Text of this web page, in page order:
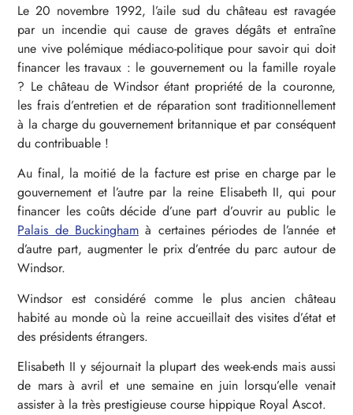
Le 20 novembre 1992, l’aile sud du château est ravagée
par un incendie qui cause de graves dégâts et entraîne
une vive polémique médiaco-politique pour savoir qui doit
financer les travaux : le gouvernement ou la famille royale
? Le château de Windsor étant propriété de la couronne,
les frais d’entretien et de réparation sont traditionnellement
à la charge du gouvernement britannique et par conséquent
du contribuable !
Au final, la moitié de la facture est prise en charge par le
gouvernement et l’autre par la reine Elisabeth II, qui pour
financer les coûts décide d’une part d’ouvrir au public le
Palais de Buckinghamà certaines périodes de l’année et
d’autre part, augmenter le prix d’entrée du parc autour de
Windsor.
Windsor est considéré comme le plus ancien château
habité au monde où la reine accueillait des visites d’état et
des présidents étrangers.
Elisabeth II y séjournait la plupart des week-ends mais aussi
de mars à avril et une semaine en juin lorsqu’elle venait
assister à la très prestigieuse course hippique Royal Ascot.